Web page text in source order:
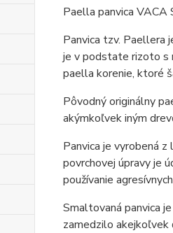
Paella panvica VACA
Panvica tzv. Paellera
je v podstate rizoto s
paella korenie, ktoré
Pôvodný originálny
akýmkoľvek iným
Panvica je vyrobená
povrchovej úpravy je
používanie
Smaltovaná panvica
zamedzilo akejkoľvek